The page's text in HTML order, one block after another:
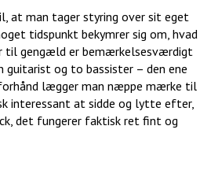
at man tager styring over sit eget
tidspunkt bekymrer sig om, hvad
til gengæld er bemærkelsesværdigt
guitarist og to bassister – den ene
lægger man næppe mærke til
interessant at sidde og lytte efter,
det fungerer faktisk ret fint og